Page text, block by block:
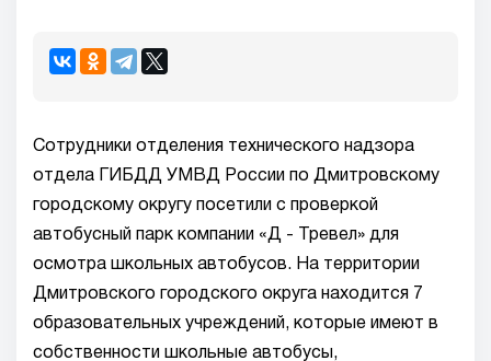
Сотрудники отделения технического надзора
отдела ГИБДД УМВД России по Дмитровскому
городскому округу посетили с проверкой
автобусный парк компании «Д - Тревел» для
осмотра школьных автобусов. На территории
Дмитровского городского округа находится 7
образовательных учреждений, которые имеют в
собственности школьные автобусы,